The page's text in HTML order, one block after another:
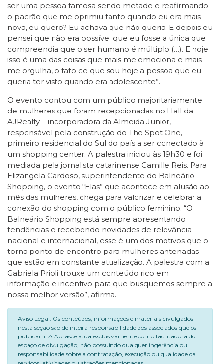
ser uma pessoa famosa sendo metade e reafirmando
o padrão que me oprimiu tanto quando eu era mais
nova, eu quero? Eu achava que não queria. E depois eu
pensei que não era possível que eu fosse a única que
compreendia que o ser humano é múltiplo (…). E hoje
isso é uma das coisas que mais me emociona e mais
me orgulha, o fato de que sou hoje a pessoa que eu
queria ter visto quando era adolescente”.
O evento contou com um público majoritariamente
de mulheres que foram recepcionadas no Hall da
AJRealty – incorporadora da Almeida Junior,
responsável pela construção do The Spot One,
primeiro residencial do Sul do país a ser conectado à
um shopping center. A palestra iniciou às 19h30 e foi
mediada pela jornalista catarinense Camille Reis. Para
Elizangela Cardoso, superintendente do Balneário
Shopping, o evento “Elas” que acontece em alusão ao
mês das mulheres, chega para valorizar e celebrar a
conexão do shopping com o público feminino. “O
Balneário Shopping está sempre apresentando
tendências e recebendo novidades de relevância
nacional e internacional, esse é um dos motivos que o
torna ponto de encontro para mulheres antenadas
que estão em constante atualização. A palestra com a
Gabriela Prioli trouxe um conteúdo rico em
informação e incentivo para que busquemos sempre a
nossa melhor versão”, afirma.
Aviso Legal: Os conteúdos, informações e materiais divulgados
nesta seção são de inteira responsabilidade dos associados que os
publicam. A Abrasce atua exclusivamente como facilitadora do
espaço de divulgação, não possuindo qualquer ingerência ou
responsabilidade sobre a contratação, execução ou qualidade de